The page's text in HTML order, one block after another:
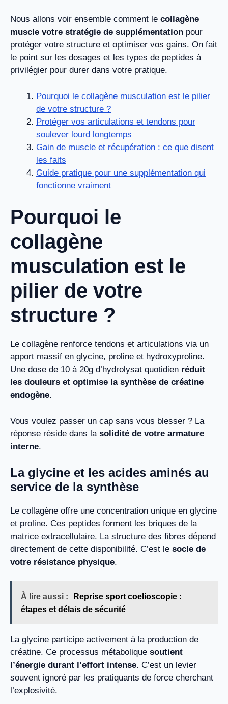
Nous allons voir ensemble comment le collagène
muscle votre stratégie de supplémentation pour
protéger votre structure et optimiser vos gains. On fait
le point sur les dosages et les types de peptides à
privilégier pour durer dans votre pratique.
Pourquoi le collagène musculation est le pilier
de votre structure ?
Protéger vos articulations et tendons pour
soulever lourd longtemps
Gain de muscle et récupération : ce que disent
les faits
Guide pratique pour une supplémentation qui
fonctionne vraiment
Pourquoi le
collagène
musculation est le
pilier de votre
structure ?
Le collagène renforce tendons et articulations via un
apport massif en glycine, proline et hydroxyproline.
Une dose de 10 à 20g d’hydrolysat quotidien réduit
les douleurs et optimise la synthèse de créatine
endogène.
Vous voulez passer un cap sans vous blesser ? La
réponse réside dans la solidité de votre armature
interne.
La glycine et les acides aminés au
service de la synthèse
Le collagène offre une concentration unique en glycine
et proline. Ces peptides forment les briques de la
matrice extracellulaire. La structure des fibres dépend
directement de cette disponibilité. C’est le socle de
votre résistance physique.
À lire aussi :
Reprise sport coelioscopie :
étapes et délais de sécurité
La glycine participe activement à la production de
créatine. Ce processus métabolique soutient
l’énergie durant l’effort intense. C’est un levier
souvent ignoré par les pratiquants de force cherchant
l’explosivité.